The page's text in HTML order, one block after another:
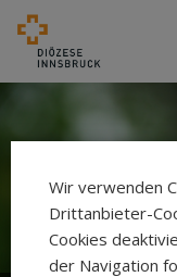
Wir verwenden
Drittanbieter-
Cookies
der Navigation